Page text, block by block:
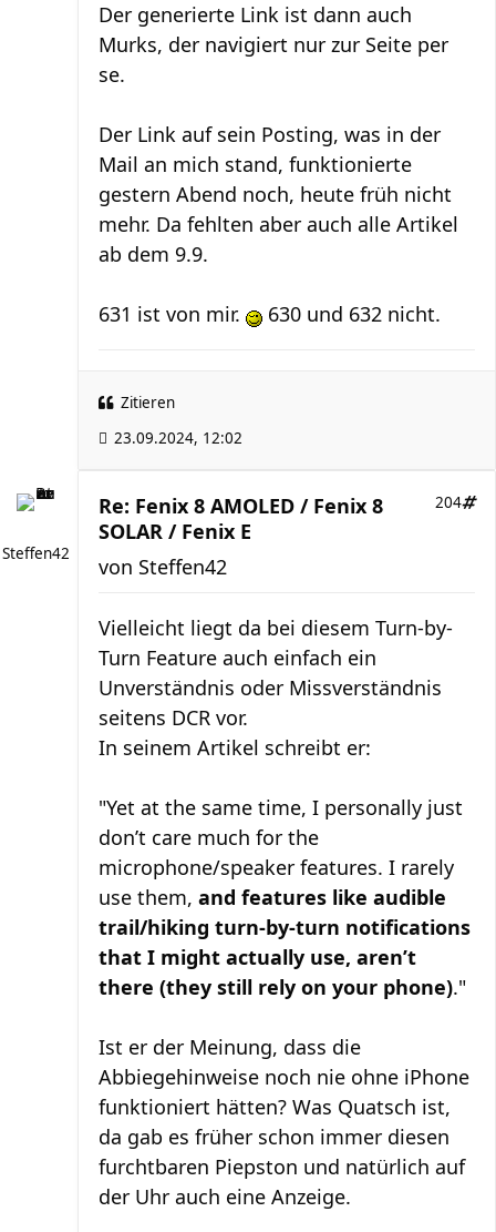
Der generierte Link ist dann auch
Murks, der navigiert nur zur Seite per
se.
Der Link auf sein Posting, was in der
Mail an mich stand, funktionierte
gestern Abend noch, heute früh nicht
mehr. Da fehlten aber auch alle Artikel
ab dem 9.9.
631 ist von mir. 630 und 632 nicht.
Zitieren
23.09.2024, 12:02
Steffen42
Re: Fenix 8 AMOLED / Fenix 8
SOLAR / Fenix E
204
von Steffen42
Vielleicht liegt da bei diesem Turn-by-
Turn Feature auch einfach ein
Unverständnis oder Missverständnis
seitens DCR vor.
In seinem Artikel schreibt er:
"Yet at the same time, I personally just
don’t care much for the
microphone/speaker features. I rarely
use them, and features like audible
trail/hiking turn-by-turn notifications
that I might actually use, aren’t
there (they still rely on your phone)."
Ist er der Meinung, dass die
Abbiegehinweise noch nie ohne iPhone
funktioniert hätten? Was Quatsch ist,
da gab es früher schon immer diesen
furchtbaren Piepston und natürlich auf
der Uhr auch eine Anzeige.